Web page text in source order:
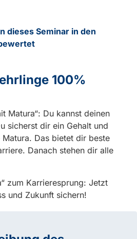
dieses Seminar in den
100%
Matura“: Du kannst deinen
sicherst dir ein Gehalt und
Das bietet dir beste
Danach stehen dir alle
zum Karrieresprung: Jetzt
und Zukunft sichern!